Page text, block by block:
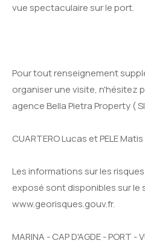
vue spectaculaire sur le port.
Pour tout renseignement
organiser une visite, n'hésitez
agence Bella Pietra Property (
CUARTERO Lucas et PELE Matis
Les informations sur les
exposé sont disponibles sur le
www.georisques.gouv.fr.
MARINA - CAP D'AGDE - PORT -